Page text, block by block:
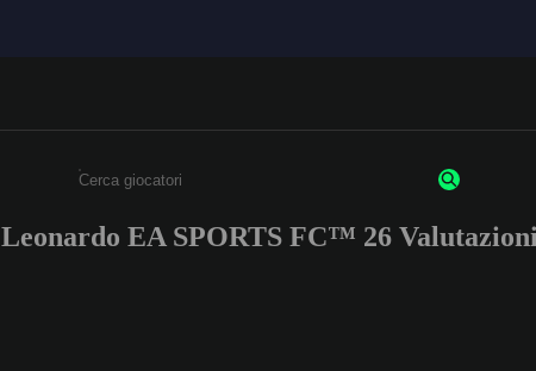
Inserisci un minimo di 3 caratteri o numeri.
Leonardo EA SPORTS FC™ 26